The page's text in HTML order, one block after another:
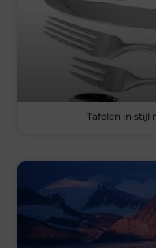
Tafelen in stijl